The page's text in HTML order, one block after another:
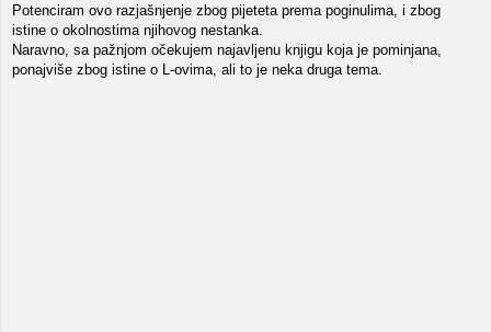
Potenciram ovo razjašnjenje zbog pijeteta prema poginulima, i zbog
istine o okolnostima njihovog nestanka.
Naravno, sa pažnjom očekujem najavljenu knjigu koja je pominjana,
ponajviše zbog istine o L-ovima, ali to je neka druga tema.